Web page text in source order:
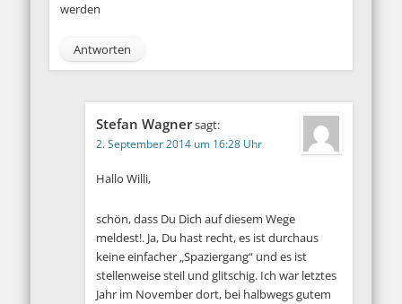
werden
Antworten
Stefan Wagnersagt:
2. September 2014 um 16:28 Uhr
Hallo Willi,
schön, dass Du Dich auf diesem Wege
meldest!. Ja, Du hast recht, es ist durchaus
keine einfacher „Spaziergang“ und es ist
stellenweise steil und glitschig. Ich war letztes
Jahr im November dort, bei halbwegs gutem